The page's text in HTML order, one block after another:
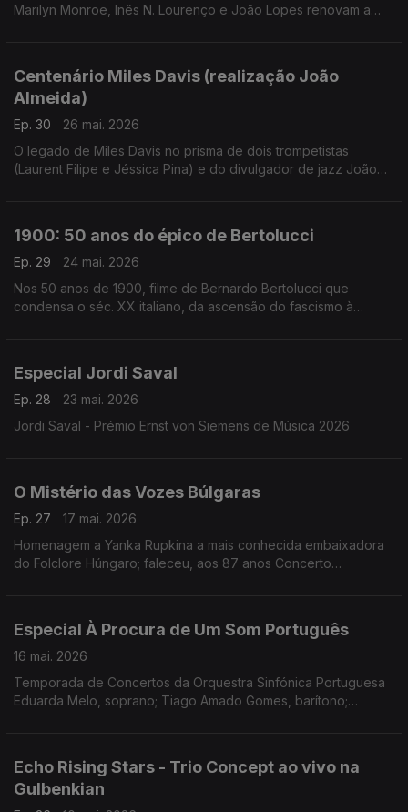
Marilyn Monroe, Inês N. Lourenço e João Lopes renovam a
Centenário Miles Davis (realização João
Almeida)
Ep. 30
26 mai. 2026
O legado de Miles Davis no prisma de dois trompetistas
(Laurent Filipe e Jéssica Pina) e do divulgador de jazz João
Tutu e Doo Bop.
1900: 50 anos do épico de Bertolucci
Ep. 29
24 mai. 2026
Nos 50 anos de 1900, filme de Bernardo Bertolucci que
condensa o séc. XX italiano, da ascensão do fascismo à
Especial Jordi Saval
Ep. 28
23 mai. 2026
Jordi Saval - Prémio Ernst von Siemens de Música 2026
O Mistério das Vozes Búlgaras
Ep. 27
17 mai. 2026
Homenagem a Yanka Rupkina a mais conhecida embaixadora
do Folclore Húngaro; faleceu, aos 87 anos Concerto
Especial À Procura de Um Som Português
16 mai. 2026
Temporada de Concertos da Orquestra Sinfónica Portuguesa
Eduarda Melo, soprano; Tiago Amado Gomes, barítono;
Echo Rising Stars - Trio Concept ao vivo na
Gulbenkian